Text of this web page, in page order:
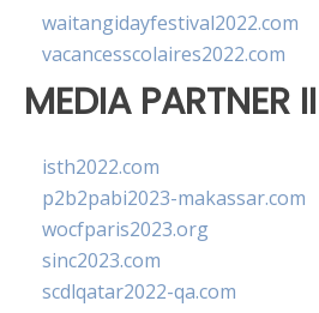
waitangidayfestival2022.com
vacancesscolaires2022.com
MEDIA PARTNER II
isth2022.com
p2b2pabi2023-makassar.com
wocfparis2023.org
sinc2023.com
scdlqatar2022-qa.com